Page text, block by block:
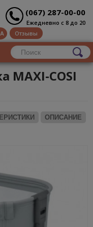
(067) 287-00-00
Ежедневно с 8 до 20
Отзывы
MAXI-COSI
ОПИСАНИЕ